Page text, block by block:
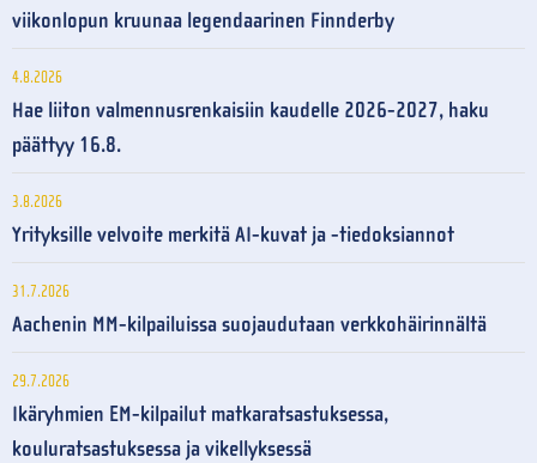
viikonlopun kruunaa legendaarinen Finnderby
4.8.2026
Hae liiton valmennusrenkaisiin kaudelle 2026-2027, haku
päättyy 16.8.
3.8.2026
Yrityksille velvoite merkitä AI-kuvat ja -tiedoksiannot
31.7.2026
Aachenin MM-kilpailuissa suojaudutaan verkkohäirinnältä
29.7.2026
Ikäryhmien EM-kilpailut matkaratsastuksessa,
kouluratsastuksessa ja vikellyksessä